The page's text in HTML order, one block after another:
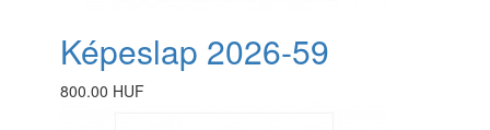
Képeslap 2026-59
800.00 HUF